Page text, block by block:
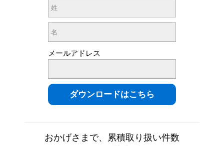
メールアドレス
おかげさまで、累積取り扱い件数